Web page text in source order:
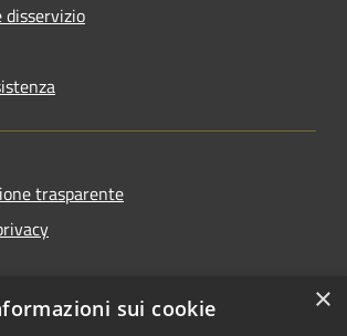
disservizio
trasparente
di accessibilità
×
sui cookie